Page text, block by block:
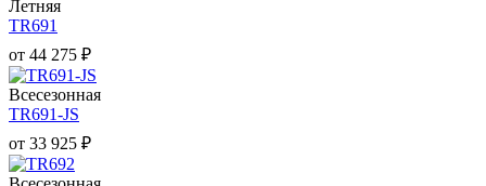
Летняя
TR691
от 44 275 ₽
Всесезонная
TR691-JS
от 33 925 ₽